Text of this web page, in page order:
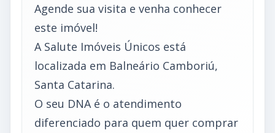
Agende sua visita e venha conhecer
este imóvel!
A Salute Imóveis Únicos está
localizada em Balneário Camboriú,
Santa Catarina.
O seu DNA é o atendimento
diferenciado para quem quer comprar